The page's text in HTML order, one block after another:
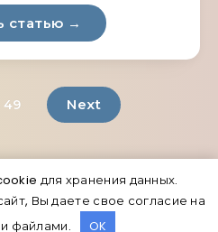
статью →
49 Next
для хранения данных.
Вы даете свое согласие на
файлами.
OK